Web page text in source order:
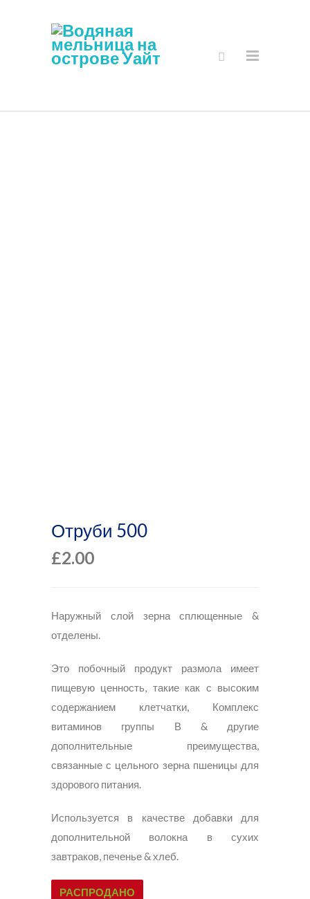
Отруби 500
£2.00
Наружный слой зерна сплющенные &
отделены.
Это побочный продукт размола имеет
пищевую ценность, такие как с высоким
содержанием клетчатки, Комплекс
витаминов группы В & другие
дополнительные преимущества,
связанные с цельного зерна пшеницы для
здорового питания.
Используется в качестве добавки для
дополнительной волокна в сухих
завтраков, печенье & хлеб.
РАСПРОДАНО